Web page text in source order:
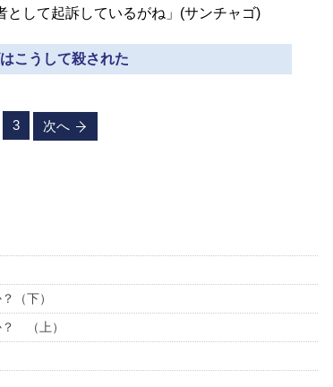
として起訴しているがね」(サンチャゴ)
こうして殺された
3 次へ
（下）
？ （上）